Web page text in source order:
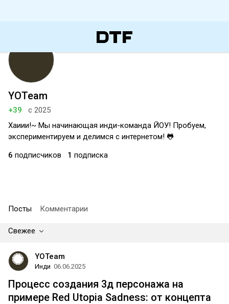
YOTeam
+39
с 2025
Хаиии!~ Мы начинающая инди-команда ЙОУ! Пробуем,
экспериментируем и делимся с интернетом! 🐸
6 подписчиков 1 подписка
Посты Комментарии
Свежее
YOTeam
Инди 06.06.2025
Процесс создания 3д персонажа на
примере Red Utopia Sadness: от концепта